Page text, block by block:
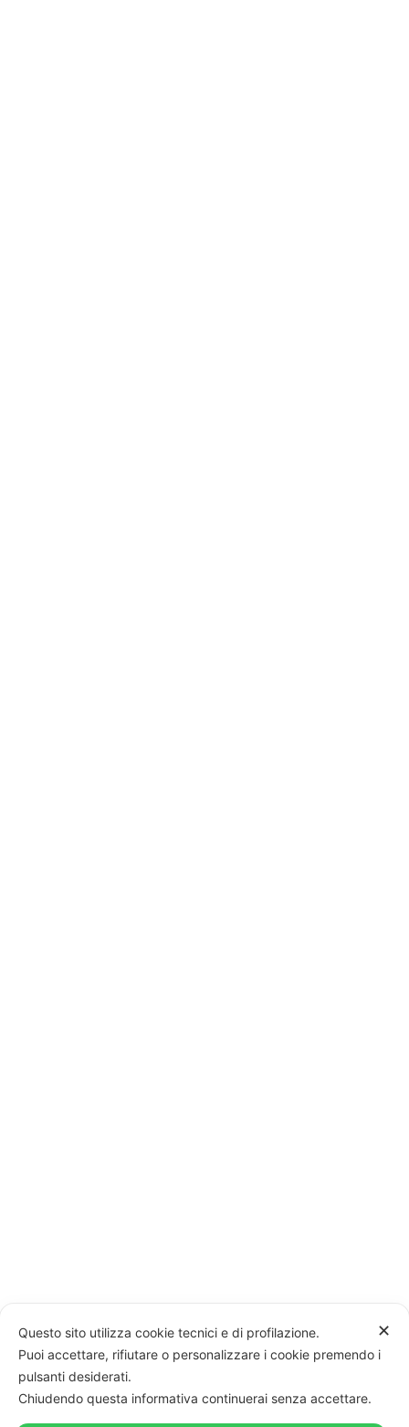
✕
Questo sito utilizza cookie tecnici e di profilazione.
Puoi accettare, rifiutare o personalizzare i cookie premendo i
pulsanti desiderati.
Chiudendo questa informativa continuerai senza accettare.